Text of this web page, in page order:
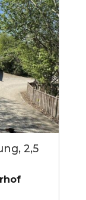
2,5